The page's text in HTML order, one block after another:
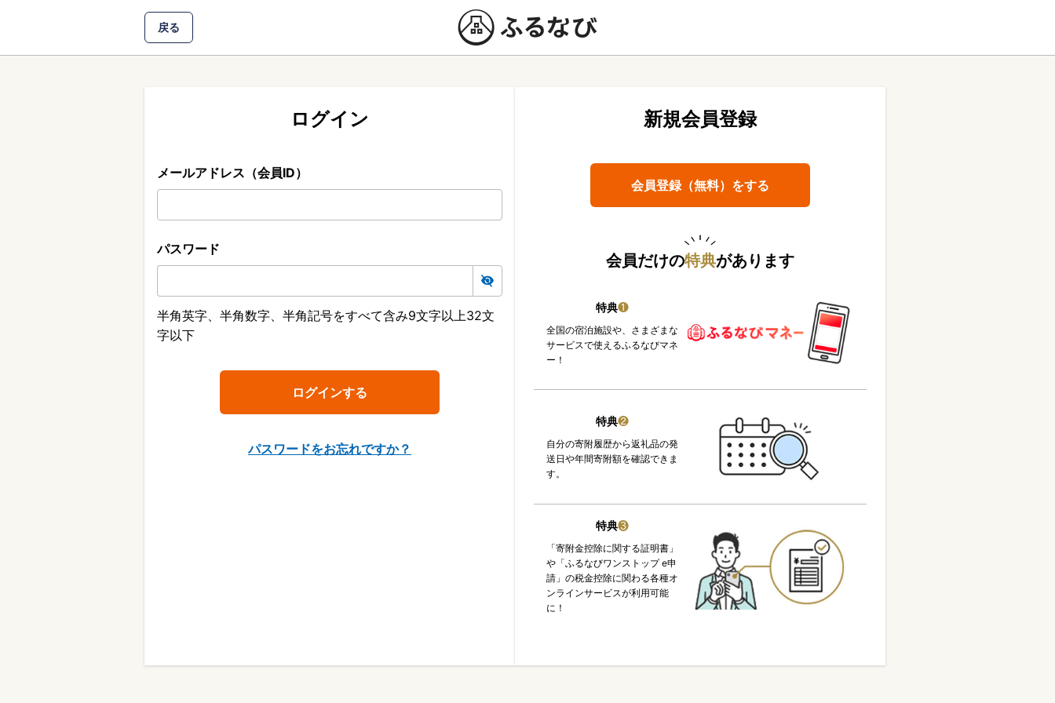
戻る
ログイン
メールアドレス（会員ID）
パスワード
半角英字、半角数字、半角記号をすべて含み9文字以上32文
字以下
パスワードをお忘れですか？
新規会員登録
会員登録（無料）をする
会員だけの特典があります
特典❶
全国の宿泊施設や、さまざまな
サービスで使えるふるなびマネ
ー！
特典❷
自分の寄附履歴から返礼品の発
送日や年間寄附額を確認できま
す。
特典❸
「寄附金控除に関する証明書」
や「ふるなびワンストップ e申
請」の税金控除に関わる各種オ
ンラインサービスが利用可能
に！